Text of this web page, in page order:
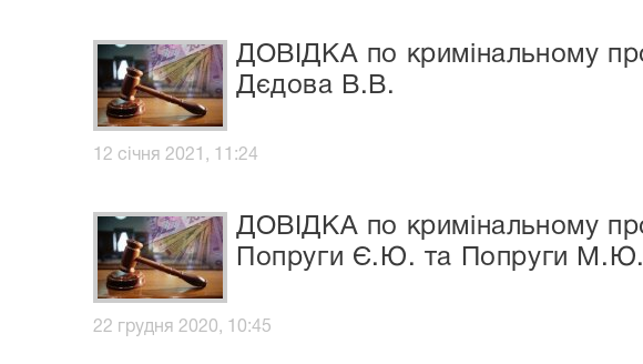
ДОВІДКА по кримінальному
Дєдова В.В.
12 січня 2021, 11:24
ДОВІДКА по кримінальному
Попруги Є.Ю. та Попруги М.Ю.
22 грудня 2020, 10:45